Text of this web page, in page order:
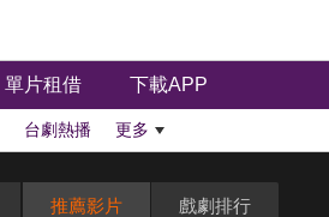
單片租借 下載APP
台劇熱播 更多
推薦影片 戲劇排行